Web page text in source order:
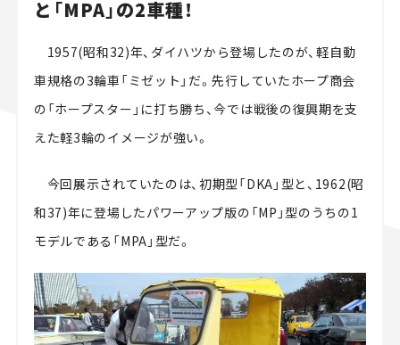
と「MPA」の2車種！
1957(昭和32)年、ダイハツから登場したのが、軽自動
車規格の3輪車「ミゼット」だ。先行していたホープ商会
の「ホープスター」に打ち勝ち、今では戦後の復興期を支
えた軽3輪のイメージが強い。
今回展示されていたのは、初期型「DKA」型と、1962(昭
和37)年に登場したパワーアップ版の「MP」型のうちの1
モデルである「MPA」型だ。